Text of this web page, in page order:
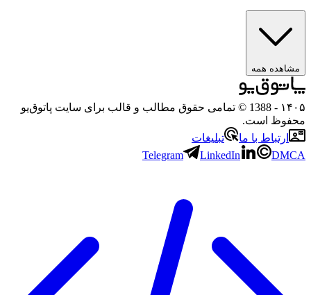
مشاهده همه
۱۴۰۵
- 1388 © تمامی حقوق مطالب و قالب برای سایت پاتوق‌یو
محفوظ است.
ارتباط با ما
تبلیغات
Telegram
LinkedIn DMCA